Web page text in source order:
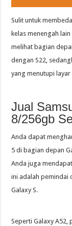
Sulit untuk
kelas menengah
melihat bagian
dengan S22,
yang menutupi layar
Jual
8/256gb
Anda dapat
5 di bagian depan
Anda juga
ini adalah pemindai
Galaxy S.
Seperti Galaxy A52,